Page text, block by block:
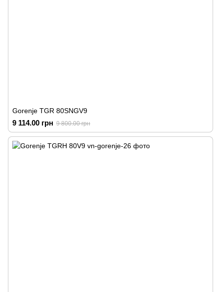
Gorenje TGR 80SNGV9
9 114.00 грн 9 800.00 грн